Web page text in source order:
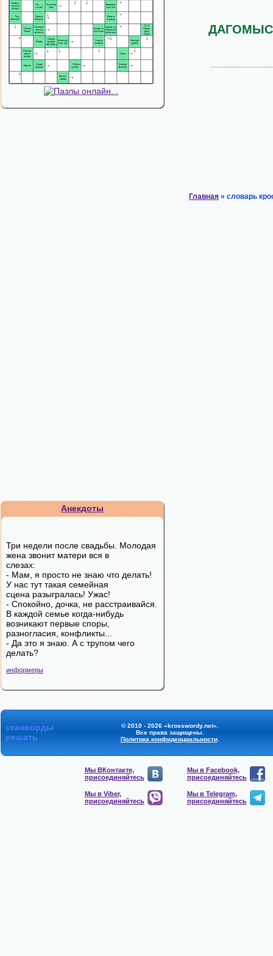
Анекдоты
Три недели после свадьбы. Молодая
жена звонит матери вся в
слезах:
- Мам, я просто не знаю что делать!
У нас тут такая семейная
сцена разыгралась! Ужас!
- Спокойно, дочка, не расстраивайся.
В каждой семье когда-нибудь
возникают первые споры,
разногласия, конфликты...
- Да это я знаю. А с трупом чего
делать?
информеры
ДАГОМЫС
Главная » словарь
сканворды
решать
© 2010 - 2026 «krosswordy.net».
Все права защищены.
Политика конфиденциальности.
Мы ВКонтакте,
присоединяйтесь
Мы в Facebook,
присоединяйтесь
Мы в Viber,
присоединяйтесь
Мы в Telegram,
присоединяйтесь